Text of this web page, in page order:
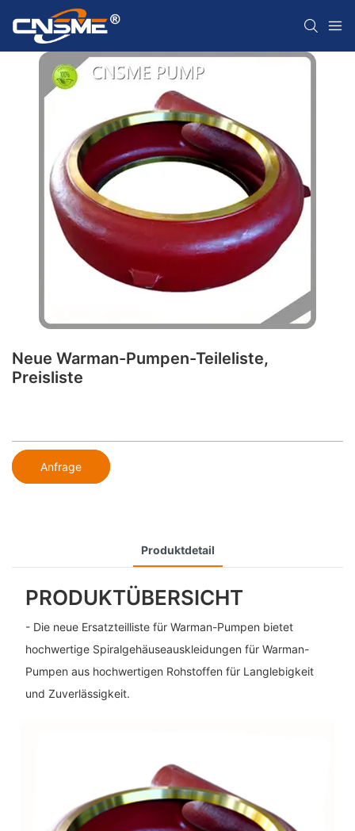
Neue Warman-Pumpen-Teileliste,
Preisliste
Anfrage
Produktdetail
PRODUKTÜBERSICHT
- Die neue Ersatzteilliste für Warman-Pumpen bietet
hochwertige Spiralgehäuseauskleidungen für Warman-
Pumpen aus hochwertigen Rohstoffen für Langlebigkeit
und Zuverlässigkeit.